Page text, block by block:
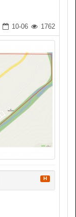
10-06 1762
H